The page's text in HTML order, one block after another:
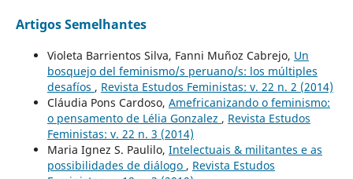
Artigos Semelhantes
Violeta Barrientos Silva, Fanni Muñoz Cabrejo, Un
bosquejo del feminismo/s peruano/s: los múltiples
desafíos , Revista Estudos Feministas: v. 22 n. 2 (2014)
Cláudia Pons Cardoso, Amefricanizando o feminismo:
o pensamento de Lélia Gonzalez , Revista Estudos
Feministas: v. 22 n. 3 (2014)
Maria Ignez S. Paulilo, Intelectuais & militantes e as
possibilidades de diálogo , Revista Estudos